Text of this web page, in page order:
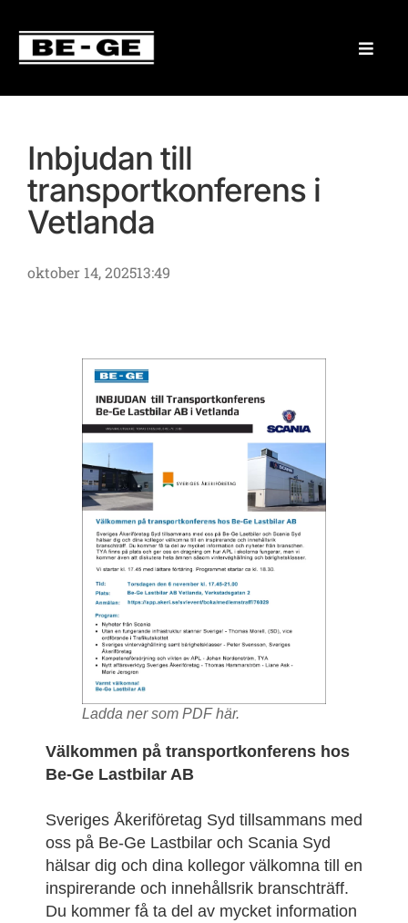
Inbjudan till
transportkonferens i
Vetlanda
oktober 14, 202513:49
Ladda ner som PDF här.
Välkommen på transportkonferens hos
Be-Ge Lastbilar AB
Sveriges Åkeriföretag Syd tillsammans med
oss på Be-Ge Lastbilar och Scania Syd
hälsar dig och dina kollegor välkomna till en
inspirerande och innehållsrik branschträff.
Du kommer få ta del av mycket information